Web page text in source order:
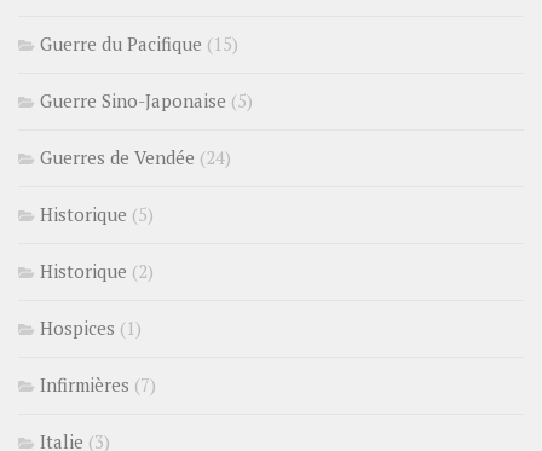
Guerre du Pacifique (15)
Guerre Sino-Japonaise (5)
Guerres de Vendée (24)
Historique (5)
Historique (2)
Hospices (1)
Infirmières (7)
Italie (3)